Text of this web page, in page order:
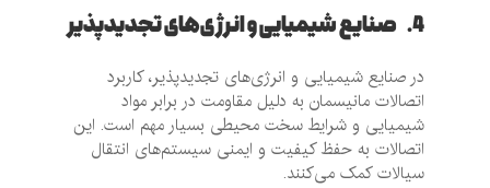
در صنایع شیمیایی و انرژی‌های تجدیدپذیر، کاربرد
اتصالات مانیسمان به دلیل مقاومت در برابر مواد
شیمیایی و شرایط سخت محیطی بسیار مهم است. این
اتصالات به حفظ کیفیت و ایمنی سیستم‌های انتقال
سیالات کمک می‌کنند.